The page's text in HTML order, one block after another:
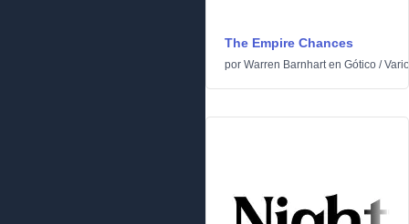
The Empire Chances
por Warren Barnharten Gótico /